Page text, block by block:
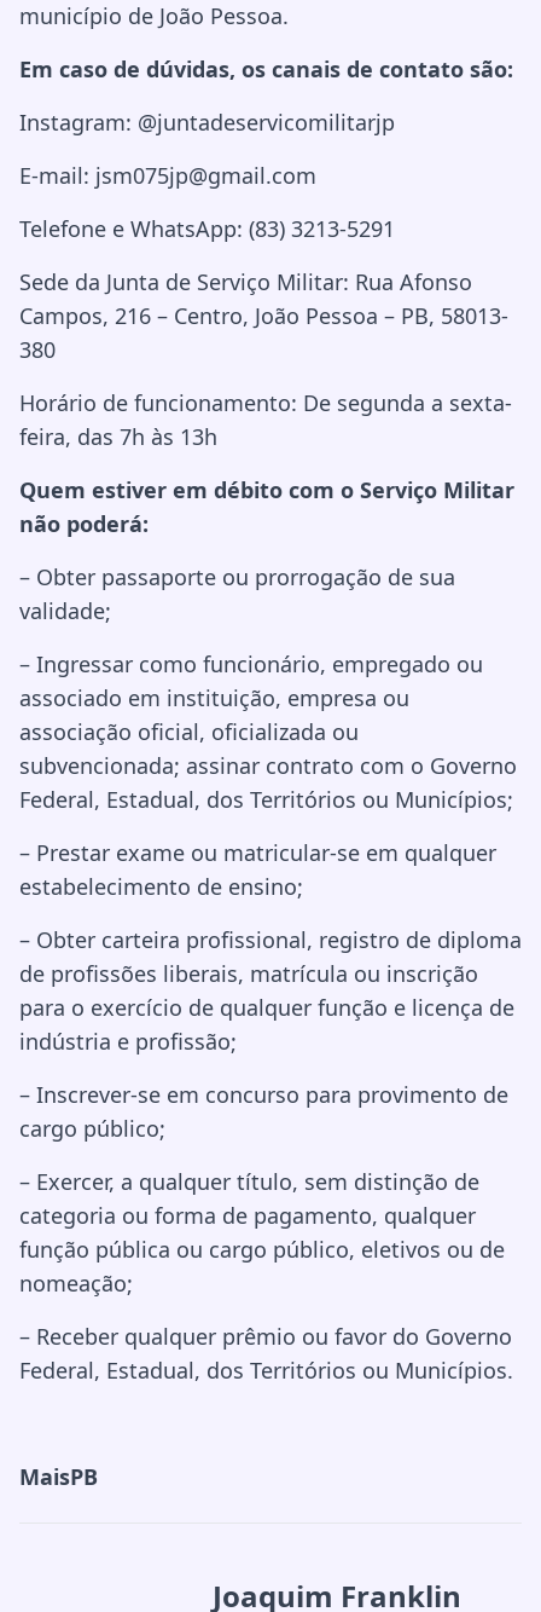
município de João Pessoa.
Em caso de dúvidas, os canais de contato são:
Instagram: @juntadeservicomilitarjp
E-mail: jsm075jp@gmail.com
Telefone e WhatsApp: (83) 3213-5291
Sede da Junta de Serviço Militar: Rua Afonso
Campos, 216 – Centro, João Pessoa – PB, 58013-
380
Horário de funcionamento: De segunda a sexta-
feira, das 7h às 13h
Quem estiver em débito com o Serviço Militar
não poderá:
– Obter passaporte ou prorrogação de sua
validade;
– Ingressar como funcionário, empregado ou
associado em instituição, empresa ou
associação oficial, oficializada ou
subvencionada; assinar contrato com o Governo
Federal, Estadual, dos Territórios ou Municípios;
– Prestar exame ou matricular-se em qualquer
estabelecimento de ensino;
– Obter carteira profissional, registro de diploma
de profissões liberais, matrícula ou inscrição
para o exercício de qualquer função e licença de
indústria e profissão;
– Inscrever-se em concurso para provimento de
cargo público;
– Exercer, a qualquer título, sem distinção de
categoria ou forma de pagamento, qualquer
função pública ou cargo público, eletivos ou de
nomeação;
– Receber qualquer prêmio ou favor do Governo
Federal, Estadual, dos Territórios ou Municípios.
MaisPB
Joaquim Franklin